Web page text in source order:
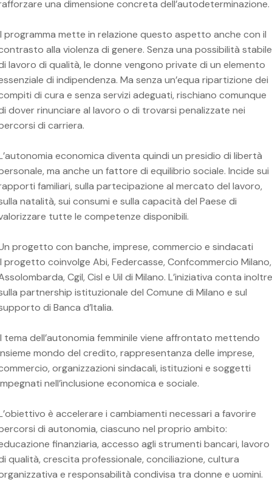
una dimensione concreta dell’autodeterminazione.
programma mette in relazione questo aspetto anche con il
alla violenza di genere. Senza una possibilità stabile
lavoro di qualità, le donne vengono private di un elemento
di indipendenza. Ma senza un’equa ripartizione dei
di cura e senza servizi adeguati, rischiano comunque
dover rinunciare al lavoro o di trovarsi penalizzate nei
di carriera.
economica diventa quindi un presidio di libertà
ma anche un fattore di equilibrio sociale. Incide sui
familiari, sulla partecipazione al mercato del lavoro,
natalità, sui consumi e sulla capacità del Paese di
tutte le competenze disponibili.
progetto con banche, imprese, commercio e sindacati
progetto coinvolge Abi, Federcasse, Confcommercio Milano,
Cgil, Cisl e Uil di Milano. L’iniziativa conta inoltre
partnership istituzionale del Comune di Milano e sul
di Banca d’Italia.
tema dell’autonomia femminile viene affrontato mettendo
mondo del credito, rappresentanza delle imprese,
organizzazioni sindacali, istituzioni e soggetti
nell’inclusione economica e sociale.
è accelerare i cambiamenti necessari a favorire
di autonomia, ciascuno nel proprio ambito:
finanziaria, accesso agli strumenti bancari, lavoro
qualità, crescita professionale, conciliazione, cultura
e responsabilità condivisa tra donne e uomini.